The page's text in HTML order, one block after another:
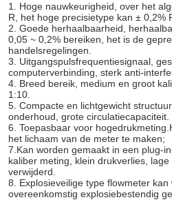
1. Hoge nauwkeurigheid, over het
R, het hoge precisietype kan ± 0,2%
2. Goede herhaalbaarheid,
0,05 ~ 0,2% bereiken, het is de
handelsregelingen.
3. Uitgangspulsfrequentiesignaal,
computerverbinding, sterk anti-
4. Breed bereik, medium en groot
1:10.
5. Compacte en lichtgewicht
onderhoud, grote circulatiecapaciteit.
6. Toepasbaar voor
het lichaam van de meter te maken;
7.Kan worden gemaakt in een plug-
kaliber meting, klein drukverlies,
verwijderd.
8. Explosieveilige type flowmeter
overeenkomstig explosiebestendig